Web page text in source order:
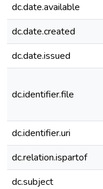
dc.date.available
dc.date.created
dc.date.issued
dc.identifier.file
dc.identifier.uri
dc.relation.ispartof
dc.subject